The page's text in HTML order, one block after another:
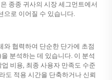
종종 귀사의 시장 세그먼트에서
으로 이어질 수 있습니다.
와 협력하여 단순한 단가에 초점
분석하는 데 있습니다. 이 분석
비용, 최종 사용자 만족도 수준
도 적용 시간을 단축하거나 신뢰